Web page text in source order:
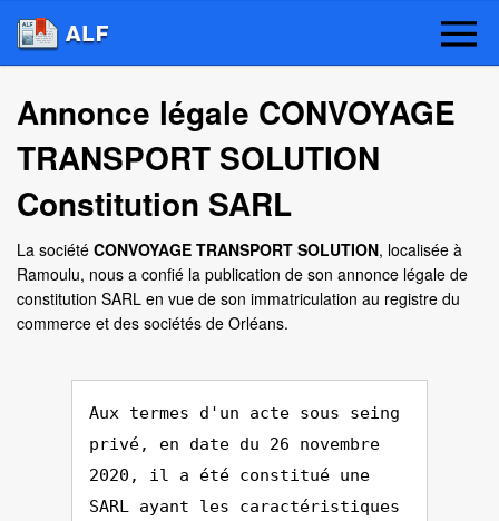
Annonce légale CONVOYAGE
TRANSPORT SOLUTION
Constitution SARL
La société CONVOYAGE TRANSPORT SOLUTION, localisée à
Ramoulu, nous a confié la publication de son annonce légale de
constitution SARL en vue de son immatriculation au registre du
commerce et des sociétés de Orléans.
Aux termes d'un acte sous seing
privé, en date du 26 novembre
2020, il a été constitué une
SARL ayant les caractéristiques